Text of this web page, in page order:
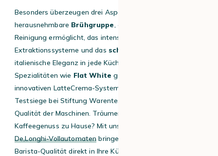
Besonders überzeugen drei Aspekte: die
herausnehmbare Brühgruppe , die eine einfache
Reinigung ermöglicht, das intensive
Extraktionssysteme und das schöne Design
italienische Eleganz in jede Küche bringt. Selbst
Spezialitäten wie Flat White gelingen dank des
innovativen LatteCrema-Systems mühelos. Zahlreiche
Testsiege bei Stiftung Warentest belegen die hohe
Qualität der Maschinen. Träumen Sie von italienischem
Kaffeegenuss zu Hause? Mit unserer
De‚Longhi-Vollautomaten bringen Sie authentische
Barista-Qualität direkt in Ihre Küche.